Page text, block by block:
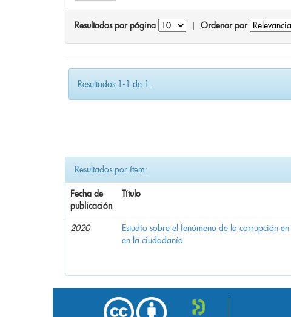
Resultados por página Ordenar por
Resultados 1-1 de 1.
Resultados por ítem:
Fecha de
publicación
Título
2020
Estudio sobre el fenómeno de la corrupción
en la ciudadanía